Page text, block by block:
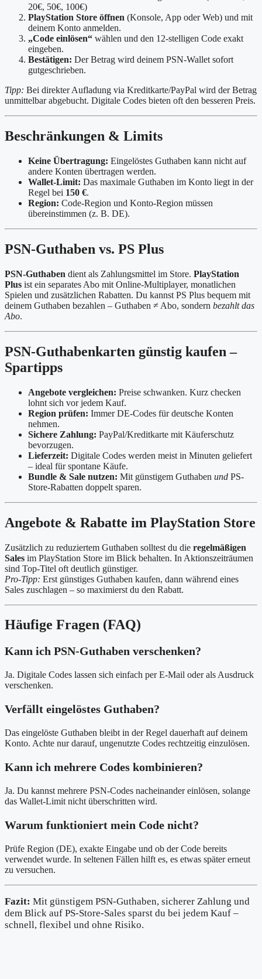
20€, 50€, 100€)
PlayStation Store öffnen (Konsole, App oder Web) und mit
deinem Konto anmelden.
„Code einlösen“ wählen und den 12-stelligen Code exakt
eingeben.
Bestätigen: Der Betrag wird deinem PSN-Wallet sofort
gutgeschrieben.
Tipp: Bei direkter Aufladung via Kreditkarte/PayPal wird der Betrag
unmittelbar abgebucht. Digitale Codes bieten oft den besseren Preis.
Beschränkungen & Limits
Keine Übertragung: Eingelöstes Guthaben kann nicht auf
andere Konten übertragen werden.
Wallet-Limit: Das maximale Guthaben im Konto liegt in der
Regel bei 150 €.
Region: Code-Region und Konto-Region müssen
übereinstimmen (z. B. DE).
PSN-Guthaben vs. PS Plus
PSN-Guthaben dient als Zahlungsmittel im Store. PlayStation
Plus ist ein separates Abo mit Online-Multiplayer, monatlichen
Spielen und zusätzlichen Rabatten. Du kannst PS Plus bequem mit
deinem Guthaben bezahlen – Guthaben ≠ Abo, sondern bezahlt das
Abo.
PSN-Guthabenkarten günstig kaufen –
Spartipps
Angebote vergleichen: Preise schwanken. Kurz checken
lohnt sich vor jedem Kauf.
Region prüfen: Immer DE-Codes für deutsche Konten
nehmen.
Sichere Zahlung: PayPal/Kreditkarte mit Käuferschutz
bevorzugen.
Lieferzeit: Digitale Codes werden meist in Minuten geliefert
– ideal für spontane Käufe.
Bundle & Sale nutzen: Mit günstigem Guthaben und PS-
Store-Rabatten doppelt sparen.
Angebote & Rabatte im PlayStation Store
Zusätzlich zu reduziertem Guthaben solltest du die regelmäßigen
Sales im PlayStation Store im Blick behalten. In Aktionszeiträumen
sind Top-Titel oft deutlich günstiger.
Pro-Tipp: Erst günstiges Guthaben kaufen, dann während eines
Sales zuschlagen – so maximierst du den Rabatt.
Häufige Fragen (FAQ)
Kann ich PSN-Guthaben verschenken?
Ja. Digitale Codes lassen sich einfach per E-Mail oder als Ausdruck
verschenken.
Verfällt eingelöstes Guthaben?
Das eingelöste Guthaben bleibt in der Regel dauerhaft auf deinem
Konto. Achte nur darauf, ungenutzte Codes rechtzeitig einzulösen.
Kann ich mehrere Codes kombinieren?
Ja. Du kannst mehrere PSN-Codes nacheinander einlösen, solange
das Wallet-Limit nicht überschritten wird.
Warum funktioniert mein Code nicht?
Prüfe Region (DE), exakte Eingabe und ob der Code bereits
verwendet wurde. In seltenen Fällen hilft es, es etwas später erneut
zu versuchen.
Fazit: Mit günstigem PSN-Guthaben, sicherer Zahlung und
dem Blick auf PS-Store-Sales sparst du bei jedem Kauf –
schnell, flexibel und ohne Risiko.